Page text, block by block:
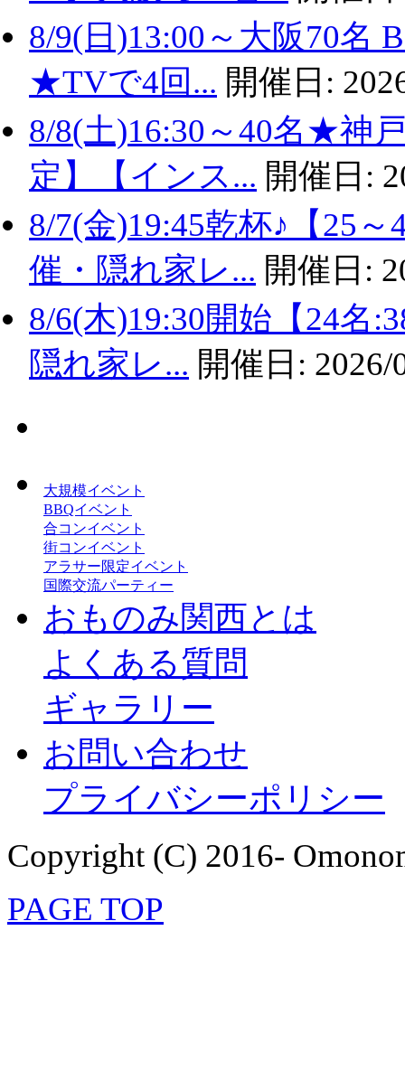
8/9(日)13:00～大阪70名
★TVで4回... 開催日:
8/8(土)16:30～40名★神
定】【インス... 開催日:
8/7(金)19:45乾杯♪【25
催・隠れ家レ... 開催日:
8/6(木)19:30開始【24名
隠れ家レ... 開催日: 2026/
大規模イベント
BBQイベント
合コンイベント
街コンイベント
アラサー限定イベント
国際交流パーティー
おものみ関西とは
よくある質問
ギャラリー
お問い合わせ
プライバシーポリシー
Copyright (C) 2016-
PAGE TOP